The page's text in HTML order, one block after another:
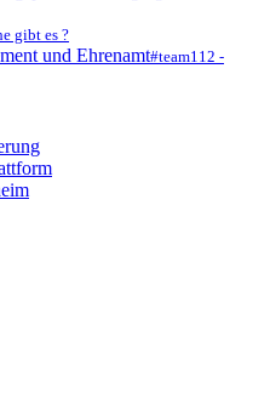
gibt es ?
und Ehrenamt#team112 -